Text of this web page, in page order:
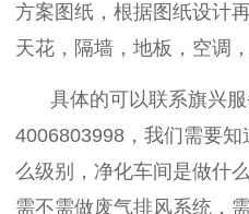
方案图纸，根据图纸设计
天花，隔墙，地板，空调
具体的可以联系旗兴服
4006803998，我们需要
么级别，净化车间是做什
需不需做废气排风系统，